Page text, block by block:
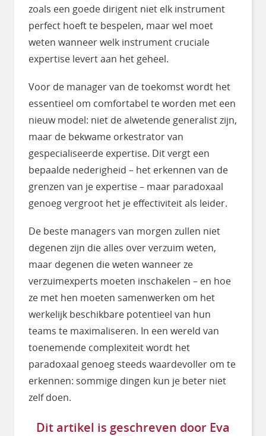
zoals een goede dirigent niet elk instrument
perfect hoeft te bespelen, maar wel moet
weten wanneer welk instrument cruciale
expertise levert aan het geheel.
Voor de manager van de toekomst wordt het
essentieel om comfortabel te worden met een
nieuw model: niet de alwetende generalist zijn,
maar de bekwame orkestrator van
gespecialiseerde expertise. Dit vergt een
bepaalde nederigheid – het erkennen van de
grenzen van je expertise – maar paradoxaal
genoeg vergroot het je effectiviteit als leider.
De beste managers van morgen zullen niet
degenen zijn die alles over verzuim weten,
maar degenen die weten wanneer ze
verzuimexperts moeten inschakelen – en hoe
ze met hen moeten samenwerken om het
werkelijk beschikbare potentieel van hun
teams te maximaliseren. In een wereld van
toenemende complexiteit wordt het
paradoxaal genoeg steeds waardevoller om te
erkennen: sommige dingen kun je beter niet
zelf doen.
Dit artikel is geschreven door Eva